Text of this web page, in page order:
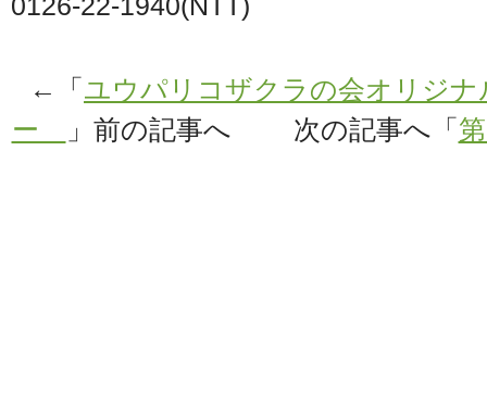
←「 ユウパリコザクラの会オリジ
ー
」前の記事へ 次の記事へ「